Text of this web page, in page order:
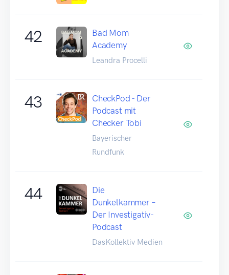
42
Bad Mom
Academy
Leandra Procelli
43
CheckPod - Der
Podcast mit
Checker Tobi
Bayerischer
Rundfunk
44
Die
Dunkelkammer –
Der Investigativ-
Podcast
DasKollektiv Medien